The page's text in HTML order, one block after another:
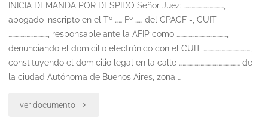
INICIA DEMANDA POR DESPIDO Señor Juez: ……………………………,
abogado inscripto en el Tº …… Fº …… del CPACF -, CUIT
……………………………, responsable ante la AFIP como ……………………………………,
denunciando el domicilio electrónico con el CUIT …………………………………,
constituyendo el domicilio legal en la calle …………………………………………… de
la ciudad Autónoma de Buenos Aires, zona …
ver documento "Negativa